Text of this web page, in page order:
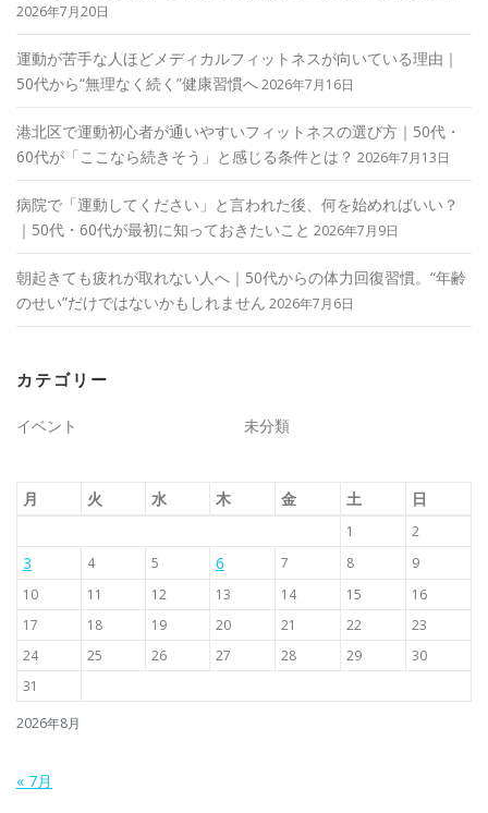
2026年7月20日
運動が苦手な人ほどメディカルフィットネスが向いている理由｜
50代から“無理なく続く”健康習慣へ2026年7月16日
港北区で運動初心者が通いやすいフィットネスの選び方｜50代・
60代が「ここなら続きそう」と感じる条件とは？ 2026年7月13日
病院で「運動してください」と言われた後、何を始めればいい？
｜50代・60代が最初に知っておきたいこと 2026年7月9日
朝起きても疲れが取れない人へ｜50代からの体力回復習慣。“年齢
のせい”だけではないかもしれません 2026年7月6日
カテゴリー
イベント 未分類
2026年8月
月 火 水 木 金 土 日
1 2
3 4 5 6 7 8
9
10
11 12 13 14 15
16
17
18 19 20 21 22
23
24
25 26 27 28 29
30
31
« 7月